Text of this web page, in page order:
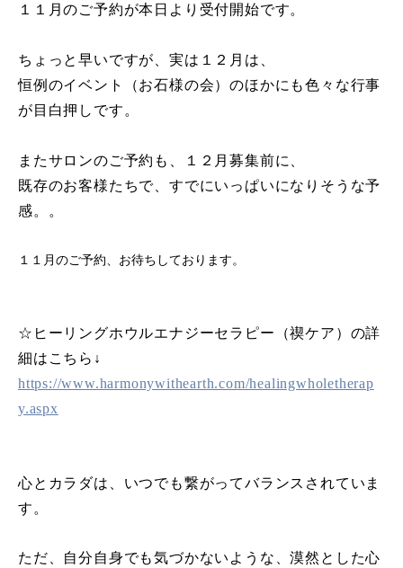
１１月のご予約が本日より受付開始です。
ちょっと早いですが、実は１２月は、
恒例のイベント（お石様の会）のほかにも色々な行事
が目白押しです。
またサロンのご予約も、１２月募集前に、
既存のお客様たちで、すでにいっぱいになりそうな予
感。。
１１月のご予約、お待ちしております。
☆ヒーリングホウルエナジーセラピー（禊ケア）の詳
細はこちら↓
https://www.harmonywithearth.com/healingwholetherap
y.aspx
心とカラダは、いつでも繋がってバランスされていま
す。
ただ、自分自身でも気づかないような、漠然とした心